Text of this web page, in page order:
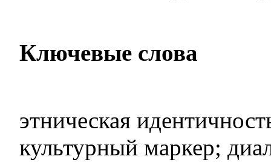
Ключевые слова
этническая
культурный маркер;